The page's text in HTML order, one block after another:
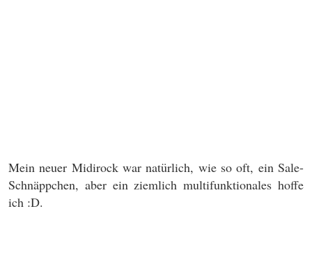
Mein neuer Midirock war natürlich, wie so oft, ein Sale-
Schnäppchen, aber ein ziemlich multifunktionales hoffe
ich :D.